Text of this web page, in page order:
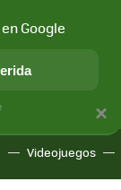
Videojuegos
×
Google